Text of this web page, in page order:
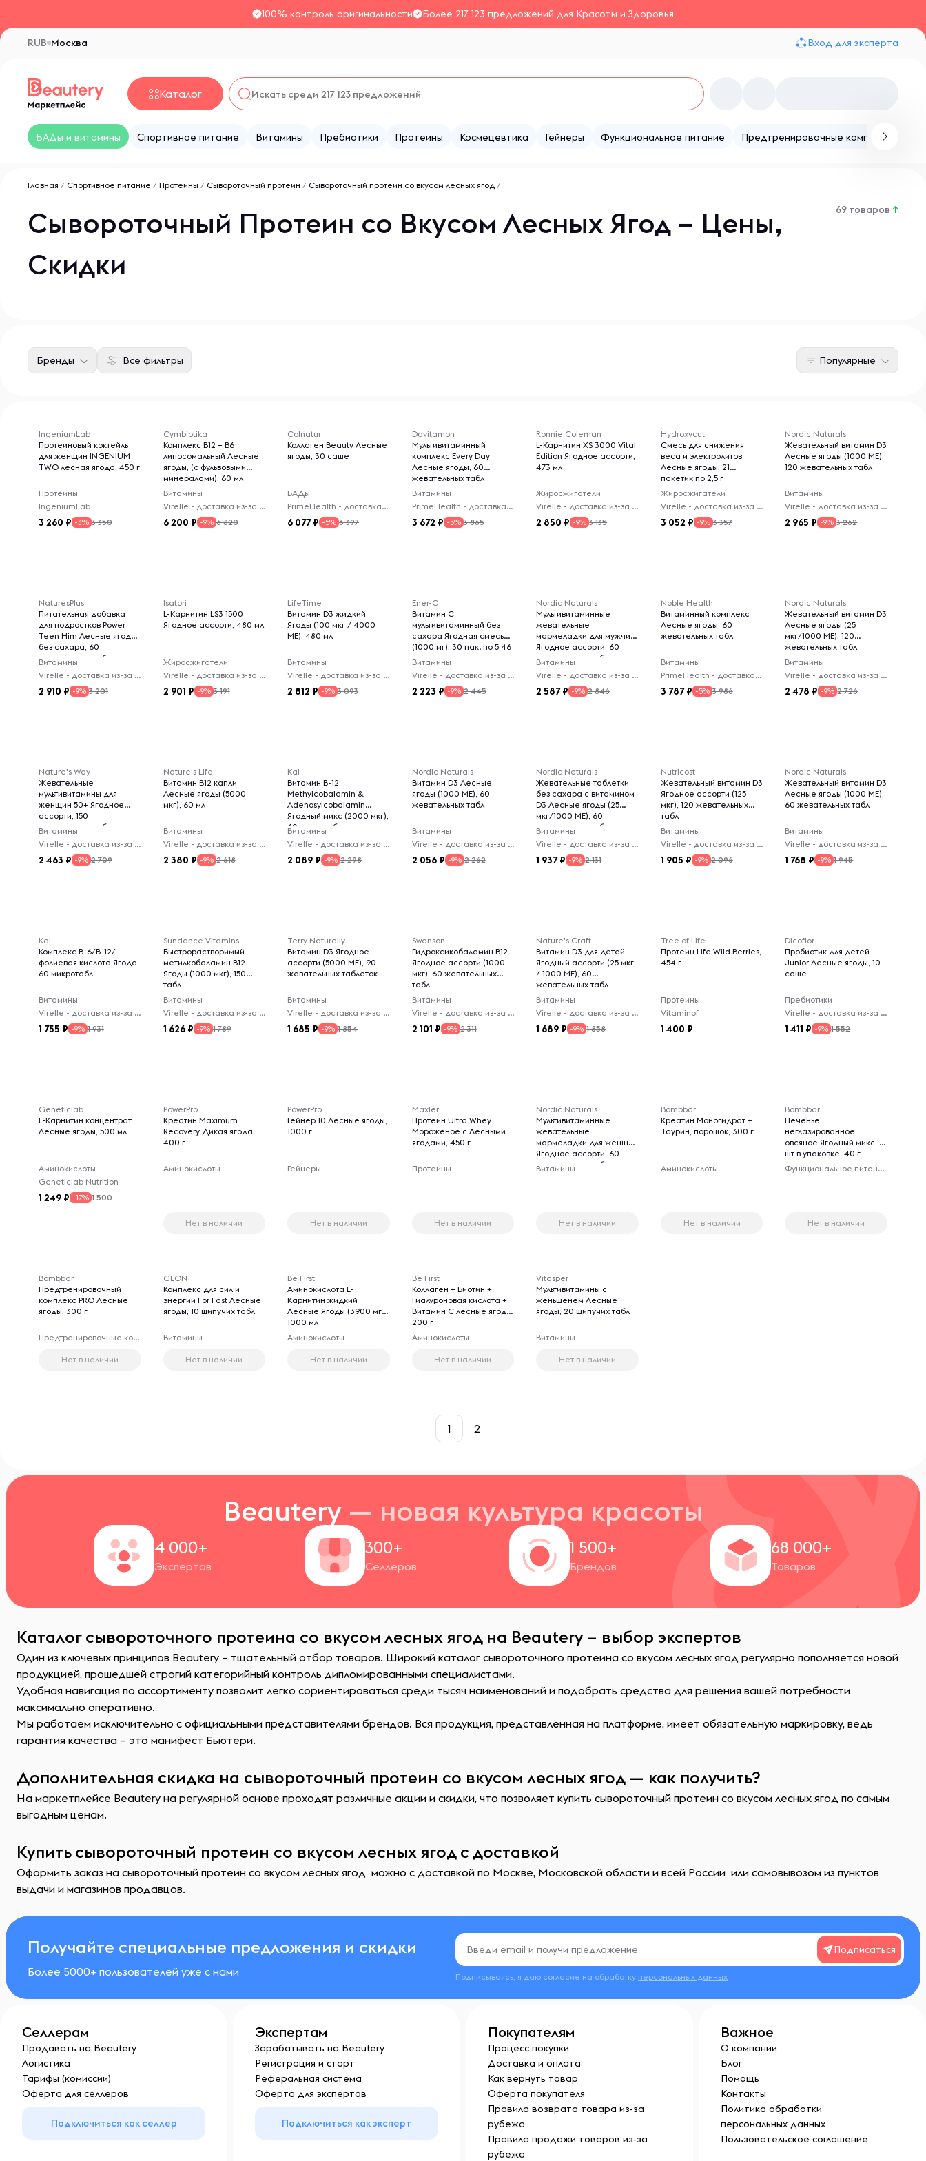
100% контроль оригинальности Более 217 123 предложений для Красоты и Здоровья
Москва
RUB Вход для эксперта
Каталог
БАДы и витамины Спортивное питание Витамины Пребиотики Протеины Космецевтика Гейнеры Функциональное питание Предтренировочные комплексы
Главная / Спортивное питание / Протеины / Сывороточный протеин / Сывороточный протеин со вкусом лесных ягод /
Сывороточный Протеин со Вкусом Лесных Ягод – Цены,
Скидки
69 товаров ↑
Все фильтры
Бренды Популярные
IngeniumLab
Протеиновый коктейль
для женщин INGENIUM
TWO лесная ягода, 450 г
Протеины
IngeniumLab
3 260 -3% 3 350
Cymbiotika
Комплекс B12 + B6
липосомальный Лесные
ягоды, (с фульвовыми
минералами), 60 мл
Витамины
Virelle - доставка из-за рубежа
6 200 -9% 6 820
Colnatur
Коллаген Beauty Лесные
ягоды, 30 саше
БАДы
PrimeHealth - доставка из-за рубежа
6 077 -5% 6 397
Davitamon
Мультивитаминный
комплекс Every Day
Лесные ягоды, 60
жевательных табл
Витамины
PrimeHealth - доставка из-за рубежа
3 672 -5% 3 865
Ronnie Coleman
L-Карнитин XS 3000 Vital
Edition Ягодное ассорти,
473 мл
Жиросжигатели
Virelle - доставка из-за рубежа
2 850 -9% 3 135
Hydroxycut
Cмесь для снижения
веса и электролитов
Лесные ягоды, 21
пакетик по 2,5 г
Жиросжигатели
Virelle - доставка из-за рубежа
3 052 -9% 3 357
Nordic Naturals
Жевательный витамин D3
Лесные ягоды (1000 МЕ),
120 жевательных табл
Витамины
Virelle - доставка из-за рубежа
2 965 -9% 3 262
NaturesPlus
Питательная добавка
для подростков Power
Teen Him Лесные ягоды
без сахара, 60
жевательных табл
Витамины
Virelle - доставка из-за рубежа
2 910 -9% 3 201
Isatori
L-Карнитин LS3 1500
Ягодное ассорти, 480 мл
Жиросжигатели
Virelle - доставка из-за рубежа
2 901 -9% 3 191
LifeTime
Витамин D3 жидкий
Ягоды (100 мкг / 4000
МЕ), 480 мл
Витамины
Virelle - доставка из-за рубежа
2 812 -9% 3 093
Ener-C
Витамин C
мультивитаминный без
сахара Ягодная смесь
(1000 мг), 30 пак. по 5,46
гВитамины
Virelle - доставка из-за рубежа
2 223 -9% 2 445
Nordic Naturals
Мультивитаминные
жевательные
мармеладки для мужчин
Ягодное ассорти, 60
жевательных табл
Витамины
Virelle - доставка из-за рубежа
2 587 -9% 2 846
Noble Health
Витаминный комплекс
Лесные ягоды, 60
жевательных табл
Витамины
PrimeHealth - доставка из-за рубежа
3 787 -5% 3 986
Nordic Naturals
Жевательный витамин D3
Лесные ягоды (25
мкг/1000 МЕ), 120
жевательных табл
Витамины
Virelle - доставка из-за рубежа
2 478 -9% 2 726
Nature's Way
Жевательные
мультивитамины для
женщин 50+ Ягодное
ассорти, 150
жевательных табл
Витамины
Virelle - доставка из-за рубежа
2 463 -9% 2 709
Nature's Life
Витамин B12 капли
Лесные ягоды (5000
мкг), 60 мл
Витамины
Virelle - доставка из-за рубежа
2 380 -9% 2 618
Kal
Витамин B-12
Methylcobalamin &
Adenosylcobalamin
Ягодный микс (2000 мкг),
60 микротабл
Витамины
Virelle - доставка из-за рубежа
2 089 -9% 2 298
Nordic Naturals
Витамин D3 Лесные
ягоды (1000 МЕ), 60
жевательных табл
Витамины
Virelle - доставка из-за рубежа
2 056 -9% 2 262
Nordic Naturals
Жевательные таблетки
без сахара с витамином
D3 Лесные ягоды (25
мкг/1000 МЕ), 60
жевательных табл
Витамины
Virelle - доставка из-за рубежа
1 937 -9% 2 131
Nutricost
Жевательный витамин D3
Ягодное ассорти (125
мкг), 120 жевательных
табл
Витамины
Virelle - доставка из-за рубежа
1 905 -9% 2 096
Nordic Naturals
Жевательный витамин D3
Лесные ягоды (1000 МЕ),
60 жевательных табл
Витамины
Virelle - доставка из-за рубежа
1 768 -9% 1 945
Kal
Комплекс B-6/B-12/
фолиевая кислота Ягода,
60 микротабл
Витамины
Virelle - доставка из-за рубежа
1 755 -9% 1 931
Sundance Vitamins
Быстрорастворимый
метилкобаламин B12
Ягоды (1000 мкг), 150
табл
Витамины
Virelle - доставка из-за рубежа
1 626 -9% 1 789
Terry Naturally
Витамин D3 Ягодное
ассорти (5000 МЕ), 90
жевательных таблеток
Витамины
Virelle - доставка из-за рубежа
1 685 -9% 1 854
Swanson
Гидроксикобаламин B12
Ягодное ассорти (1000
мкг), 60 жевательных
табл
Витамины
Virelle - доставка из-за рубежа
2 101 -9% 2 311
Nature's Craft
Витамин D3 для детей
Ягодный ассорти (25 мкг
/ 1000 МЕ), 60
жевательных табл
Витамины
Virelle - доставка из-за рубежа
1 689 -9% 1 858
Tree of Life
Протеин Life Wild Berries,
454 г
Протеины
Vitaminof
1 400
Dicoflor
Пробиотик для детей
Junior Лесные ягоды, 10
саше
Пребиотики
Virelle - доставка из-за рубежа
1 411 -9% 1 552
Geneticlab
L-Карнитин концентрат
Лесные ягоды, 500 мл
Аминокислоты
Geneticlab Nutrition
1 249 -17% 1 500
PowerPro
Креатин Maximum
Recovery Дикая ягода,
400 г
Аминокислоты
Нет в наличии
PowerPro
Гейнер 10 Лесные ягоды,
1000 г
Гейнеры
Нет в наличии
Maxler
Протеин Ultra Whey
Мороженое с Лесными
ягодами, 450 г
Протеины
Нет в наличии
Nordic Naturals
Мультивитаминные
жевательные
мармеладки для женщин
Ягодное ассорти, 60
жевательных табл
Витамины
Нет в наличии
Bombbar
Креатин Моногидрат +
Таурин, порошок, 300 г
Аминокислоты
Нет в наличии
Bombbar
Печенье
неглазированное
овсяное Ягодный микс, 12
шт в упаковке, 40 г
Функциональное питание
Нет в наличии
Bombbar
Предтренировочный
комплекс PRO Лесные
ягоды, 300 г
Предтренировочные комплексы
Нет в наличии
GEON
Комплекс для сил и
энергии For Fast Лесные
ягоды, 10 шипучих табл
Витамины
Нет в наличии
Be First
Аминокислота L-
Карнитин жидкий
Лесные Ягоды (3900 мг),
1000 мл
Аминокислоты
Нет в наличии
Be First
Коллаген + Биотин +
Гиалуроновая кислота +
Витамин С лесные ягоды,
200 г
Аминокислоты
Нет в наличии
Vitasper
Мультивитамины с
женьшенем Лесные
ягоды, 20 шипучих табл
Витамины
Нет в наличии
1 2
Beautery — новая культура красоты
4 000+
Экспертов
300+
Селлеров
1 500+
Брендов
68 000+
Товаров
Каталог сывороточного протеина со вкусом лесных ягод на Beautery – выбор экспертов
Один из ключевых принципов Beautery – тщательный отбор товаров. Широкий каталог сывороточного протеина со вкусом лесных ягод регулярно пополняется новой
продукцией, прошедшей строгий категорийный контроль дипломированными специалистами.
Удобная навигация по ассортименту позволит легко сориентироваться среди тысяч наименований и подобрать средства для решения вашей потребности
максимально оперативно.
Мы работаем исключительно с официальными представителями брендов. Вся продукция, представленная на платформе, имеет обязательную маркировку, ведь
гарантия качества – это манифест Бьютери.
Дополнительная скидка на сывороточный протеин со вкусом лесных ягод — как получить?
На маркетплейсе Beautery на регулярной основе проходят различные акции и скидки, что позволяет купить сывороточный протеин со вкусом лесных ягод по самым
выгодным ценам.
Купить сывороточный протеин со вкусом лесных ягод с доставкой
Оформить заказ на сывороточный протеин со вкусом лесных ягод можно с доставкой по Москве, Московской области и всей России или самовывозом из пунктов
выдачи и магазинов продавцов.
Получайте специальные предложения и скидки
Более 5000+ пользователей уже с нами
Подписаться
Подписываясь, я даю согласие на обработку персональных данных
Селлерам
Продавать на Beautery
Логистика
Тарифы (комиссии)
Оферта для селлеров
Подключиться как селлер
Экспертам
Зарабатывать на Beautery
Регистрация и старт
Реферальная система
Оферта для экспертов
Подключиться как эксперт
Покупателям
Процесс покупки
Доставка и оплата
Как вернуть товар
Оферта покупателя
Правила возврата товара из-за
рубежа
Правила продажи товаров из-за
рубежа
Важное
О компании
Блог
Помощь
Контакты
Политика обработки
персональных данных
Пользовательское соглашение